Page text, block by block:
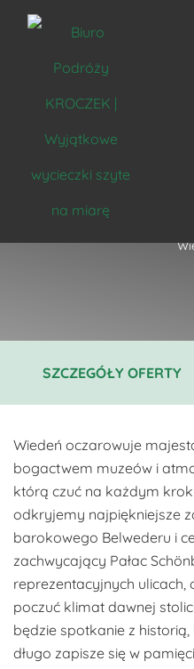
Wiedeń oczarowuje
bogactwem muzeów i
którą czuć na każdym
odkryjemy najpiękniejsze
barokowego Belwederu i
zachwycający Pałac
reprezentacyjnych
poczuć klimat dawnej
będzie spotkanie z
długo zapisze się w